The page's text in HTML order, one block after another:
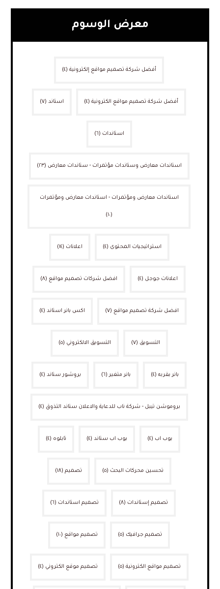
معرض الوسوم
أفضل شركة تصميم مواقع إلكترونية (٤)
أفضل شركة تصميم مواقع الكترونية (٤) استاند (٧)
استاندات (٦)
استاندات معارض وستاندات مؤتمرات - ستاندات معارض (٢٣)
استاندات معارض ومؤتمرات - استاندات معارض ومؤتمرات
(١٠)
استراتيجيات المحتوى (٤) اعلانات (١٤)
اعلانات جوجل (٤) افضل شركات تصميم مواقع (٨)
افضل شركة تصميم مواقع (٧) اكس بانر استاند (٤)
التسويق (٧) التسويق الالكتروني (٥)
بانر بقربه (٤) بانر متغير (٦) بروشور ستاند (٤)
بروموشن تيبل - شركة ناب للدعاية والاعلان ستاند التذوق (٤)
بوب اب (٤) بوب اب ستاند (٤) تابلوه (٤)
تحسين محركات البحث (٥) تصميم (١٨)
تصميم إستاندات (٨) تصميم استاندات (٦)
تصميم جرافيك (٥) تصميم مواقع (١٠)
تصميم مواقع الكترونية (٥) تصميم موقع الكتروني (٤)